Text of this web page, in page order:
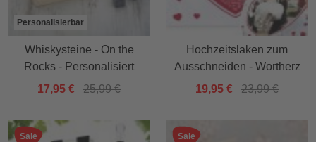
Personalisierbar
Whiskysteine - On the
Rocks - Personalisiert
17,95 €
25,99 €
Hochzeitslaken zum
Ausschneiden - Wortherz
19,95 €
23,99 €
Sale Sale